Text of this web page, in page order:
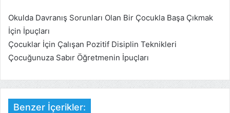
Okulda Davranış Sorunları Olan Bir Çocukla Başa Çıkmak
İçin İpuçları
Çocuklar İçin Çalışan Pozitif Disiplin Teknikleri
Çocuğunuza Sabır Öğretmenin İpuçları
Benzer İçerikler: